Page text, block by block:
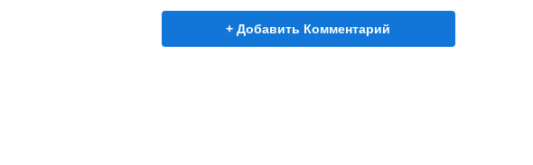
+ Добавить Комментарий